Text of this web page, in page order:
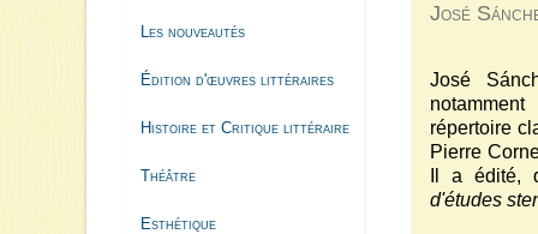
Les nouveautés
Édition d'œuvres littéraires
Histoire et Critique littéraire
Théâtre
Esthétique
José
José
répertoire
Pierre
Il a édité,
d'études